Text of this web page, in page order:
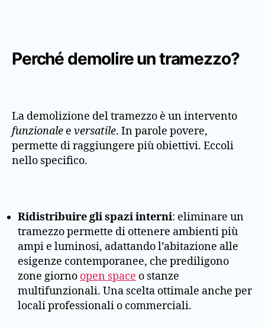
Perché demolire un tramezzo?
La demolizione del tramezzo è un intervento
funzionale e versatile. In parole povere,
permette di raggiungere più obiettivi. Eccoli
nello specifico.
Ridistribuire gli spazi interni: eliminare un
tramezzo permette di ottenere ambienti più
ampi e luminosi, adattando l’abitazione alle
esigenze contemporanee, che prediligono
zone giorno open space o stanze
multifunzionali. Una scelta ottimale anche per
locali professionali o commerciali.